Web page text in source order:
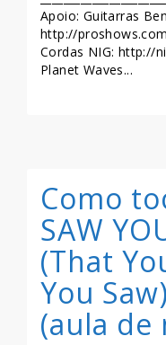
Apoio: Guitarras
http://
Cordas NIG: http://
Planet Waves...
Como
SAW
(That
You
(aula de